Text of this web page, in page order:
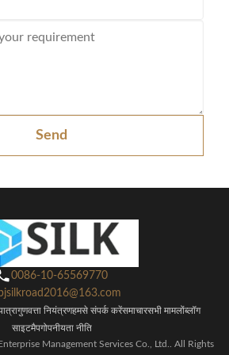
Send
0086-10-65569770
bjsilkroad2016@163.com
गुणवत्ता नियंत्रणहमसे संपर्क करेंसमाचारसभी मामलोंब्लॉग
साइटमैपगोपनीयता नीति
Management Services Co., Ltd.. All Rights